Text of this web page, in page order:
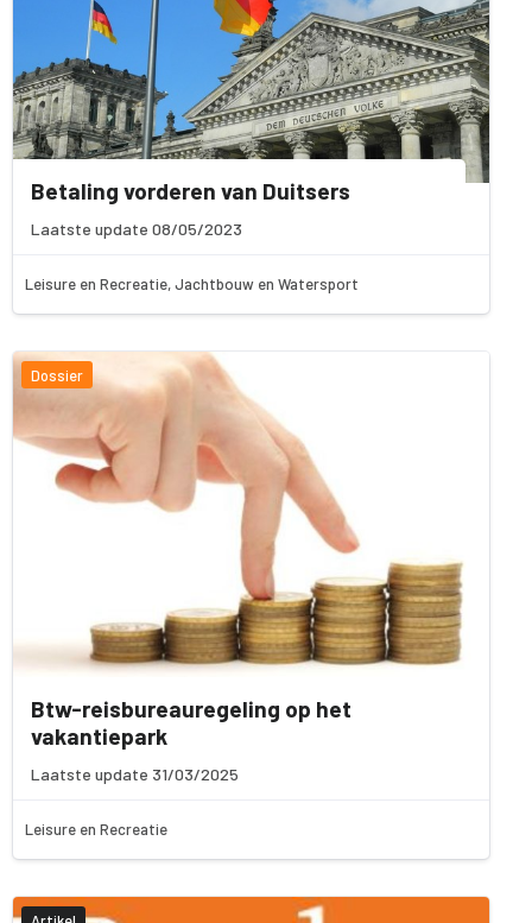
Betaling vorderen van Duitsers
Laatste update 08/05/2023
Leisure en Recreatie, Jachtbouw en Watersport
Dossier
Btw-reisbureauregeling op het
vakantiepark
Laatste update 31/03/2025
Leisure en Recreatie